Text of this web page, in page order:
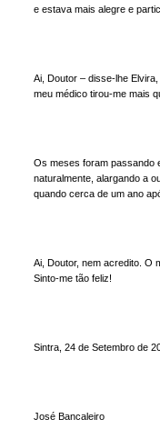
e estava mais alegre e
Ai, Doutor – disse-lhe
meu médico tirou-me mais
Os meses foram passando
naturalmente, alargando a
quando cerca de um ano
Ai, Doutor, nem acredito. O
Sinto-me tão feliz!
Sintra, 24 de Setembro de
José Bancaleiro